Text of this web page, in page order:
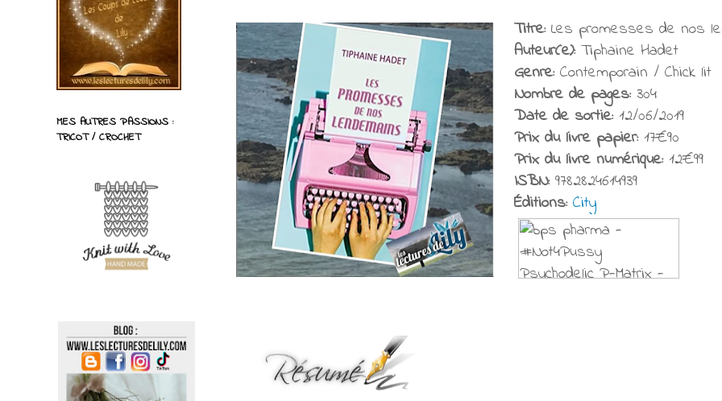
Titre: Les promesses de nos
Auteur(e): Tiphaine Hadet
Genre: Contemporain / Chick lit
Nombre de pages: 304
Date de sortie: 12/06/2019
Prix du livre papier: 17€90
Prix du livre numérique: 12€99
ISBN: 9782824614939
Éditions: City
MES AUTRES PASSIONS :
TRICOT / CROCHET